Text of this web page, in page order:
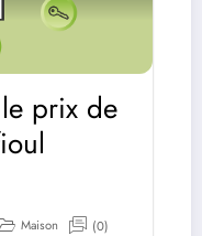
prix de
Maison (0)